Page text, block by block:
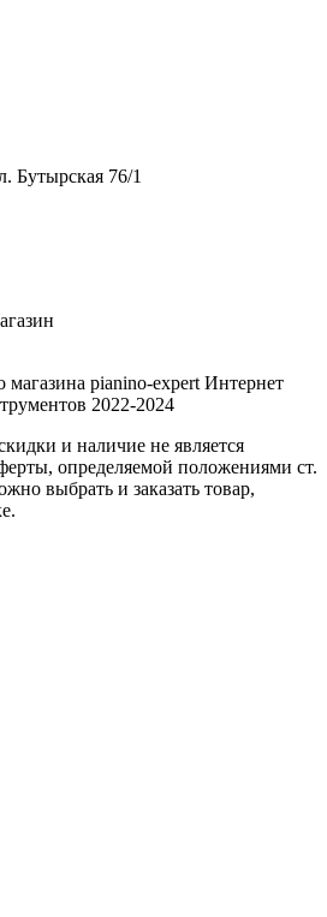
Бутырская 76/1
Интернет
2022-2024
и наличие не является
определяемой положениями ст.
выбрать и заказать товар,